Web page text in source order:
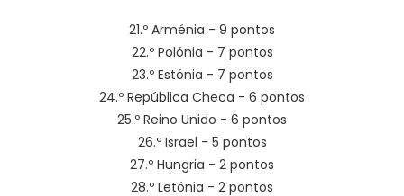
21.º Arménia - 9 pontos
22.º Polónia - 7 pontos
23.º Estónia - 7 pontos
24.º República Checa - 6 pontos
25.º Reino Unido - 6 pontos
26.º Israel - 5 pontos
27.º Hungria - 2 pontos
28.º Letónia - 2 pontos